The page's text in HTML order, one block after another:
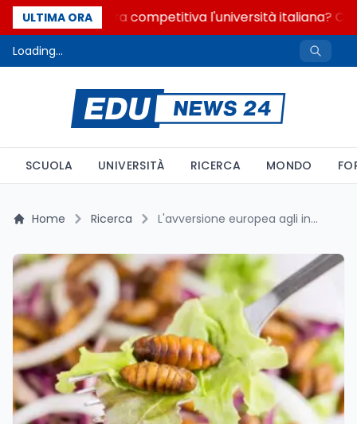
ULTIMA ORA
Quanto è ancora competitiva l'università italiana?
Loading...
SCUOLA UNIVERSITÀ RICERCA MONDO
Home Ricerca L'avversione europea agli insetti ha radici genetiche da 9.000 anni